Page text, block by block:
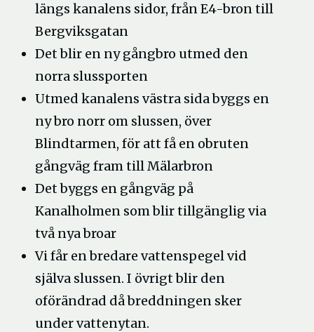
längs kanalens sidor, från E4-bron till
Bergviksgatan
Det blir en ny gångbro utmed den
norra slussporten
Utmed kanalens västra sida byggs en
ny bro norr om slussen, över
Blindtarmen, för att få en obruten
gångväg fram till Mälarbron
Det byggs en gångväg på
Kanalholmen som blir tillgänglig via
två nya broar
Vi får en bredare vattenspegel vid
själva slussen. I övrigt blir den
oförändrad då breddningen sker
under vattenytan.